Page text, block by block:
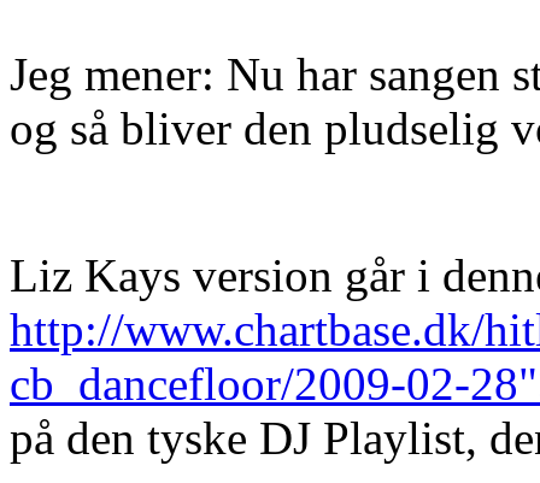
Jeg mener: Nu har sangen
og så bliver den pludselig
Liz Kays version går i
http://www.chartbase.dk/
cb_dancefloor/2009-02-
på den tyske DJ Playlist,